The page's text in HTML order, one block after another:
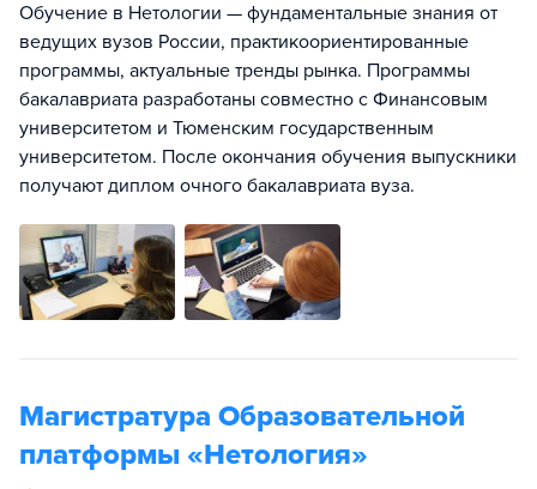
Обучение в Нетологии — фундаментальные знания от
ведущих вузов России, практикоориентированные
программы, актуальные тренды рынка. Программы
бакалавриата разработаны совместно с Финансовым
университетом и Тюменским государственным
университетом. После окончания обучения выпускники
получают диплом очного бакалавриата вуза.
Магистратура Образовательной
платформы «Нетология»